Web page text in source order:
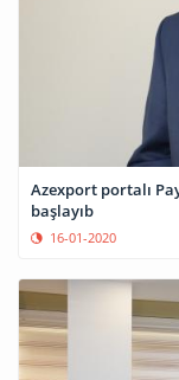
Azexport portalı
başlayıb
16-01-2020